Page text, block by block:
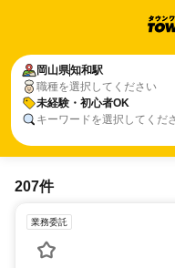
岡山県知和駅
職種を選択してください
未経験・初心者OK
キーワードを選択してくだ
207件
業務委託